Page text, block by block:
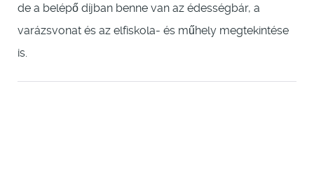
de a belépő díjban benne van az édességbár, a
varázsvonat és az elfiskola- és műhely megtekintése
is.